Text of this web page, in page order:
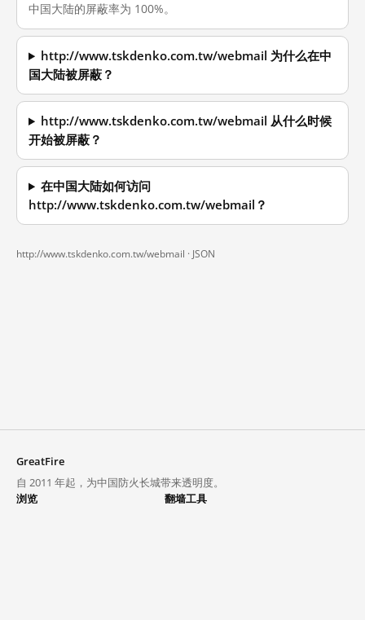
中国大陆的屏蔽率为 100%。
http://www.tskdenko.com.tw/webmail 为什么在中
国大陆被屏蔽？
http://www.tskdenko.com.tw/webmail 从什么时候
开始被屏蔽？
在中国大陆如何访问
http://www.tskdenko.com.tw/webmail？
http://www.tskdenko.com.tw/webmail · JSON
GreatFire
自 2011 年起，为中国防火长城带来透明度。
浏览
翻墙工具